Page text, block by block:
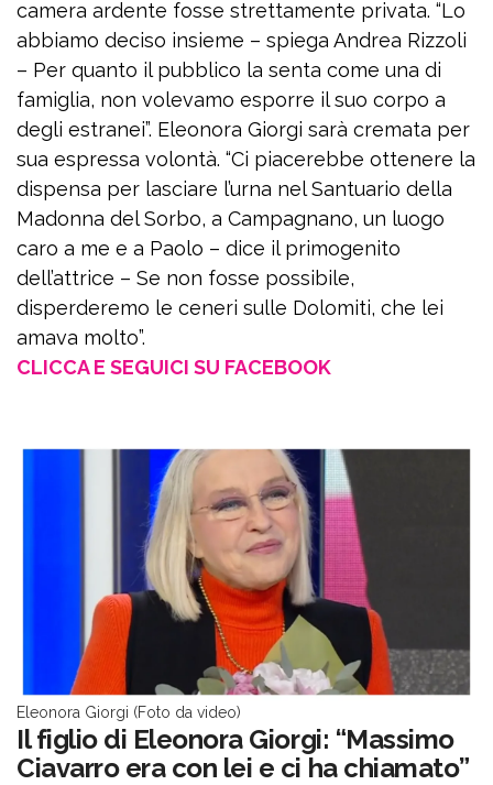
camera ardente fosse strettamente privata. “Lo
abbiamo deciso insieme – spiega Andrea Rizzoli
– Per quanto il pubblico la senta come una di
famiglia, non volevamo esporre il suo corpo a
degli estranei”. Eleonora Giorgi sarà cremata per
sua espressa volontà. “Ci piacerebbe ottenere la
dispensa per lasciare l’urna nel Santuario della
Madonna del Sorbo, a Campagnano, un luogo
caro a me e a Paolo – dice il primogenito
dell’attrice – Se non fosse possibile,
disperderemo le ceneri sulle Dolomiti, che lei
amava molto”.
CLICCA E SEGUICI SU FACEBOOK
Eleonora Giorgi (Foto da video)
Il figlio di Eleonora Giorgi: “Massimo
Ciavarro era con lei e ci ha chiamato”